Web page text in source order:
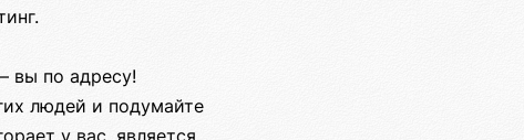
вы по адресу!
людей и подумайте